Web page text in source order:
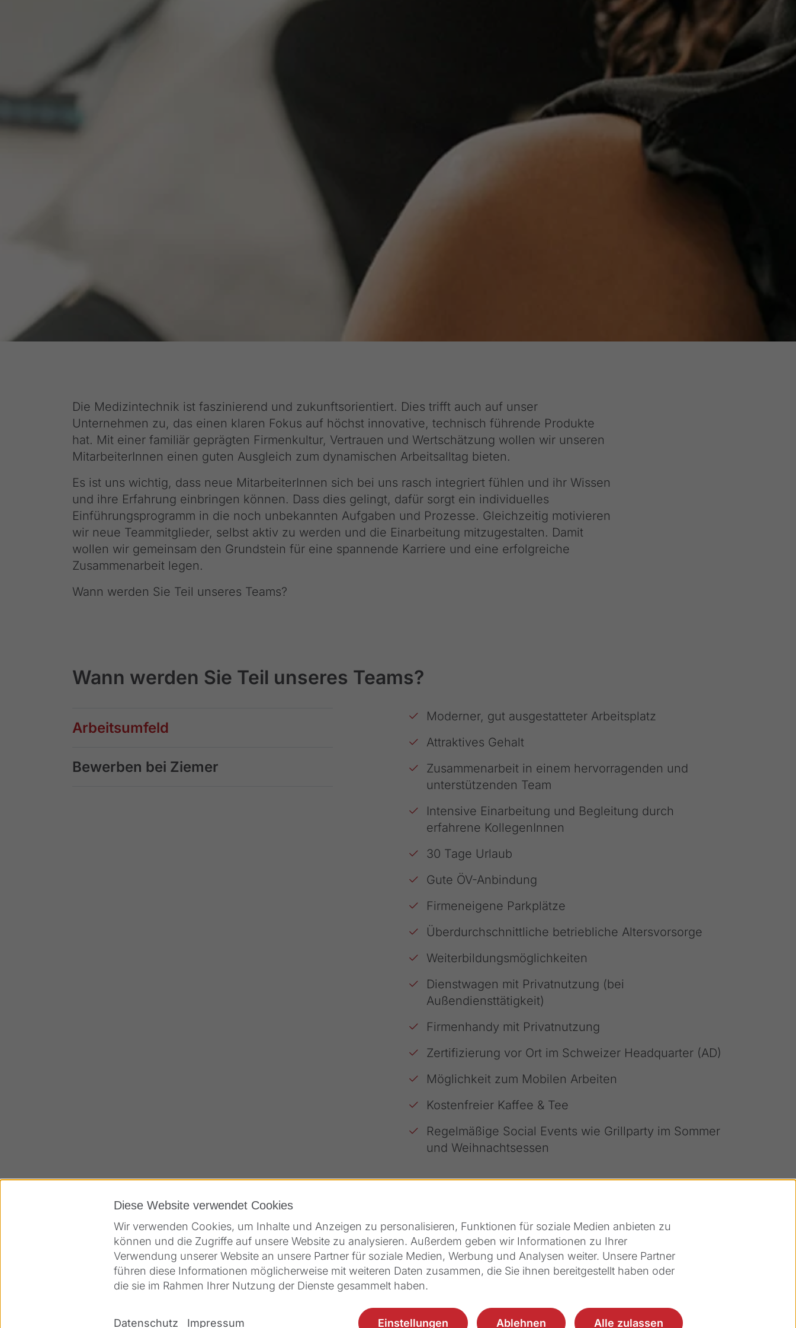
Die Medizintechnik ist faszinierend und zukunftsorientiert. Dies trifft auch auf unser
Unternehmen zu, das einen klaren Fokus auf höchst innovative, technisch führende Produkte
hat. Mit einer familiär geprägten Firmenkultur, Vertrauen und Wertschätzung wollen wir unseren
MitarbeiterInnen einen guten Ausgleich zum dynamischen Arbeitsalltag bieten.
Es ist uns wichtig, dass neue MitarbeiterInnen sich bei uns rasch integriert fühlen und ihr Wissen
und ihre Erfahrung einbringen können. Dass dies gelingt, dafür sorgt ein individuelles
Einführungsprogramm in die noch unbekannten Aufgaben und Prozesse. Gleichzeitig motivieren
wir neue Teammitglieder, selbst aktiv zu werden und die Einarbeitung mitzugestalten. Damit
wollen wir gemeinsam den Grundstein für eine spannende Karriere und eine erfolgreiche
Zusammenarbeit legen.
Wann werden Sie Teil unseres Teams?
Wann werden Sie Teil unseres Teams?
Arbeitsumfeld
Bewerben bei Ziemer
Moderner, gut ausgestatteter Arbeitsplatz
Attraktives Gehalt
Zusammenarbeit in einem hervorragenden und
unterstützenden Team
Intensive Einarbeitung und Begleitung durch
erfahrene KollegenInnen
30 Tage Urlaub
Gute ÖV-Anbindung
Firmeneigene Parkplätze
Überdurchschnittliche betriebliche Altersvorsorge
Weiterbildungsmöglichkeiten
Dienstwagen mit Privatnutzung (bei
Außendiensttätigkeit)
Firmenhandy mit Privatnutzung
Zertifizierung vor Ort im Schweizer Headquarter (AD)
Möglichkeit zum Mobilen Arbeiten
Kostenfreier Kaffee & Tee
Regelmäßige Social Events wie Grillparty im Sommer
und Weihnachtsessen
Offene Stellen
Diese Website verwendet Cookies
Wir verwenden Cookies, um Inhalte und Anzeigen zu personalisieren, Funktionen für soziale Medien anbieten zu
können und die Zugriffe auf unsere Website zu analysieren. Außerdem geben wir Informationen zu Ihrer
Verwendung unserer Website an unsere Partner für soziale Medien, Werbung und Analysen weiter. Unsere Partner
führen diese Informationen möglicherweise mit weiteren Daten zusammen, die Sie ihnen bereitgestellt haben oder
die sie im Rahmen Ihrer Nutzung der Dienste gesammelt haben.
Datenschutz Impressum Einstellungen Ablehnen Alle zulassen